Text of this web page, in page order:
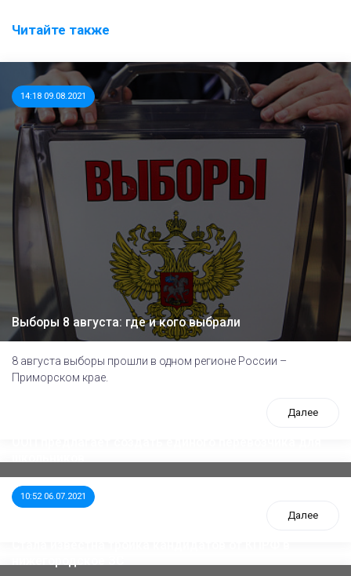
Читайте также
14:18 09.08.2021
Выборы 8 августа: где и кого выбрали
8 августа выборы прошли в одном регионе России –
Приморском крае.
Далее
10:52 06.07.2021
Далее